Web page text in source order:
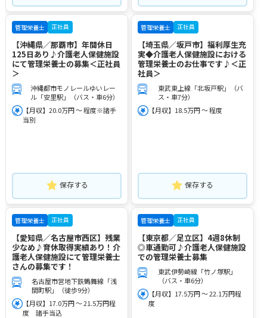
管理栄養士 正社員
【沖縄県／那覇市】年間休日
125日あり♪介護老人保健施設
にて管理栄養士の募集＜正社員
＞
沖縄都市モノレールゆいレー
ル「安里駅」（バス・車6分）
【月収】20.0万円 ～ 程度※諸手
当別
保存する
管理栄養士 正社員
【埼玉県／坂戸市】福利厚生充
実◆介護老人保健施設における
管理栄養士のお仕事です♪＜正
社員＞
東武東上線「北坂戸駅」（バ
ス・車7分）
【月収】18.5万円 ～ 程度
保存する
管理栄養士 正社員
【愛知県／名古屋市西区】残業
少なめ♪育休取得実績あり！介
護老人保健施設にて管理栄養士
さんの募集です！
名古屋市営地下鉄鶴舞線「浅
間町駅」（徒歩9分）
【月収】17.0万円 ～ 21.5万円程
度 諸手当込
管理栄養士 正社員
【東京都／足立区】4週8休制
◎車通勤可♪介護老人保健施設
での管理栄養士募集
東武伊勢崎線「竹ノ塚駅」
（バス・車6分）
【月収】17.5万円 ～ 22.1万円程
度